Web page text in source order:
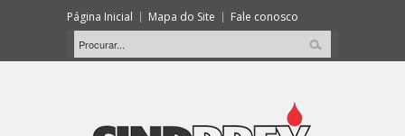
Página Inicial Mapa do Site Fale conosco